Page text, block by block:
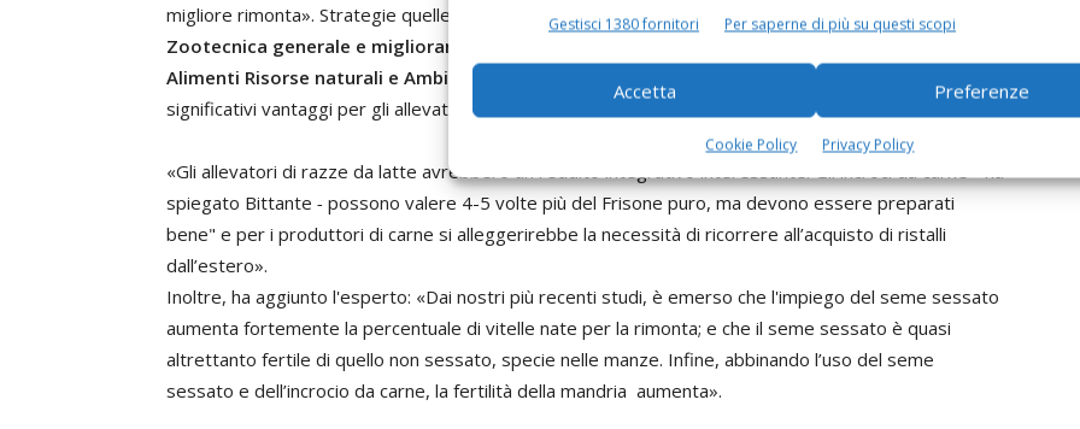
Gestisci 1380 fornitori Per saperne di più su questi scopi
Accetta Preferenze
Cookie Policy Privacy Policy
migliore rimonta». Strategie quelle proposte da
Giovanni Bittante, professore ordinario di
Zootecnica generale e miglioramento genetico del dipartimento di Agronomia Animali
Alimenti Risorse naturali e Ambiente (Dafnae), Università degli Studi di Padova
significativi vantaggi per gli allevatori.
«Gli allevatori di razze da latte avrebbero un reddito integrativo interessante: Gli incroci da carne - ha
spiegato Bittante - possono valere 4-5 volte più del Frisone puro, ma devono essere preparati
bene" e per i produttori di carne si alleggerirebbe la necessità di ricorrere all’acquisto di ristalli
dall’estero».
Inoltre, ha aggiunto l'esperto: «Dai nostri più recenti studi, è emerso che l'impiego del seme sessato
aumenta fortemente la percentuale di vitelle nate per la rimonta; e che il seme sessato è quasi
altrettanto fertile di quello non sessato, specie nelle manze. Infine, abbinando l’uso del seme
sessato e dell’incrocio da carne, la fertilità della mandria aumenta».